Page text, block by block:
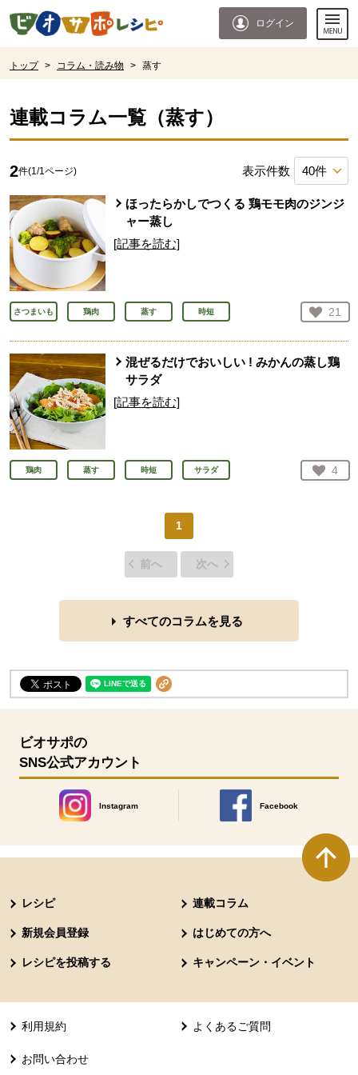
ページの先頭です。
ログイン
トップ > コラム・読み物 > 蒸す
連載コラム一覧（蒸す）
2件(1 /1 ページ) 表示件数
ほったらかしでつくる 鶏モモ肉のジンジ
ャー蒸し
[記事を読む]
さつまいも 鶏肉 蒸す 時短 お気
21
人
混ぜるだけでおいしい ! みかんの蒸し鶏
サラダ
[記事を読む]
鶏肉 蒸す 時短 サラダ お気
4
人
1
前へ 次へ
すべてのコラムを見る
ビオサポの
SNS公式アカウント
Instagram
別のウィンドウで開きます。
Facebook
別のウィンドウで開きます
レシピ 連載コラム
新規会員登録 はじめての方へ
レシピを投稿する キャンペーン・イベント
利用規約 よくあるご質問
お問い合わせ